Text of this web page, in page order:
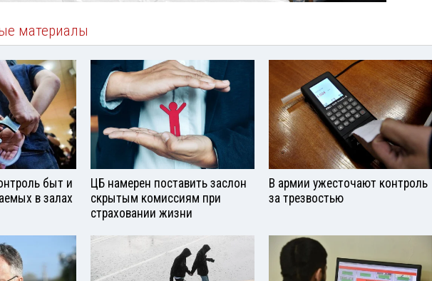
материалы
быт и
в залах
ЦБ намерен поставить заслон
скрытым комиссиям при
страховании жизни
В армии ужесточают контроль
за трезвостью